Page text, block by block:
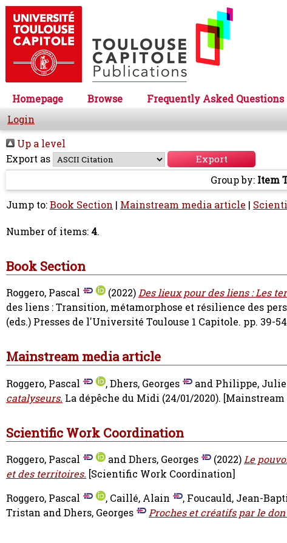
Homepage Browse Frequently Asked Questions
Login
Up a level
Export as
Group by: Item
Jump to:Book Section | Mainstream media article |
Number of items: 4.
Book Section
Roggero, Pascal (2022)Des lieux pour des liens : Les
des liens : Transition, métamorphose et résilience des
(eds.) Presses de l'Université Toulouse 1 Capitole. pp. 39-
Mainstream media article
Roggero, Pascal ,Dhers, Georges and Philippe, Julie
catalyseurs. La dépêche du Midi (24/01/2020).
Scientific Work Coordination
Roggero, Pascal andDhers, Georges (2022)Le
et des territoires. [Scientific Work Coordination]
Roggero, Pascal
, Caillé, Alain , Foucauld, Jean-
Tristan andDhers, Georges Proches et créatifs par le